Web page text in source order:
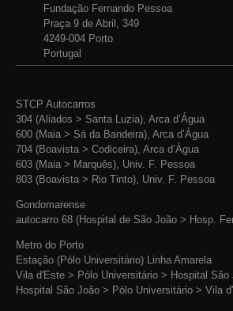
Fundação Fernando Pessoa
Praça 9 de Abril, 349
4249-004 Porto
Portugal
STCP Autocarros
304 (Aliados > Santa Luzia), Arca d’Água
600 (Maia > Sá da Bandeira), Arca d’Água
704 (Boavista > Codiceira), Arca d’Água
603 (Maia > Marquês), Univ. F. Pessoa
803 (Boavista > Rio Tinto), Univ. F. Pessoa
Gondomarense
autocarro 68 (Hospital de São João > Hosp.
Metro do Porto
Estação (Pólo Universitário) Linha Amarela
Vila d'Este > Pólo Universitário > Hospital São
Hospital São João > Pólo Universitário > Vila